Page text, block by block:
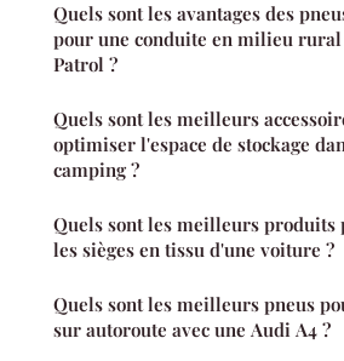
Quels sont les avantages des
pour une conduite en milieu rural
Patrol ?
Quels sont les meilleurs
optimiser l'espace de stockage
camping ?
Quels sont les meilleurs
les sièges en tissu d'une voiture ?
Quels sont les meilleurs pneus
sur autoroute avec une Audi A4 ?